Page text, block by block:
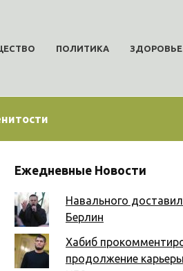
ПОЛИТИКА ЗДОРОВЬЕ
Ежедневные Новости
Навального
Берлин
Хабиб
продолжение